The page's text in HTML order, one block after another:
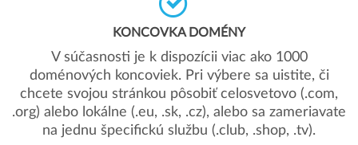
KONCOVKA DOMÉNY
V súčasnosti je k dispozícii viac ako 1000
doménových koncoviek. Pri výbere sa uistite, či
chcete svojou stránkou pôsobiť celosvetovo (.com,
.org) alebo lokálne (.eu, .sk, .cz), alebo sa zameriavate
na jednu špecifickú službu (.club, .shop, .tv).